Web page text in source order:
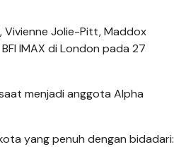
Vivienne Jolie-Pitt, Maddox
IMAX di London pada 27
menjadi anggota Alpha
yang penuh dengan bidadari: